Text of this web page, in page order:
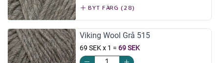
BYT FÄRG (28)
Viking Wool Grå 515
69 SEK x 1 = 69 SEK